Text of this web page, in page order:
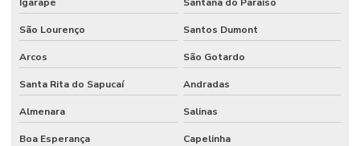
Manutenção Predial De Edifícios Comerciais
Manutenção Predial De Estruturas
Manutenção Predial De Pequenas Obras
São Lourenço Santos Dumont
Arcos São Gotardo
Santa Rita do Sapucaí Andradas
Almenara Salinas
Boa Esperança Capelinha